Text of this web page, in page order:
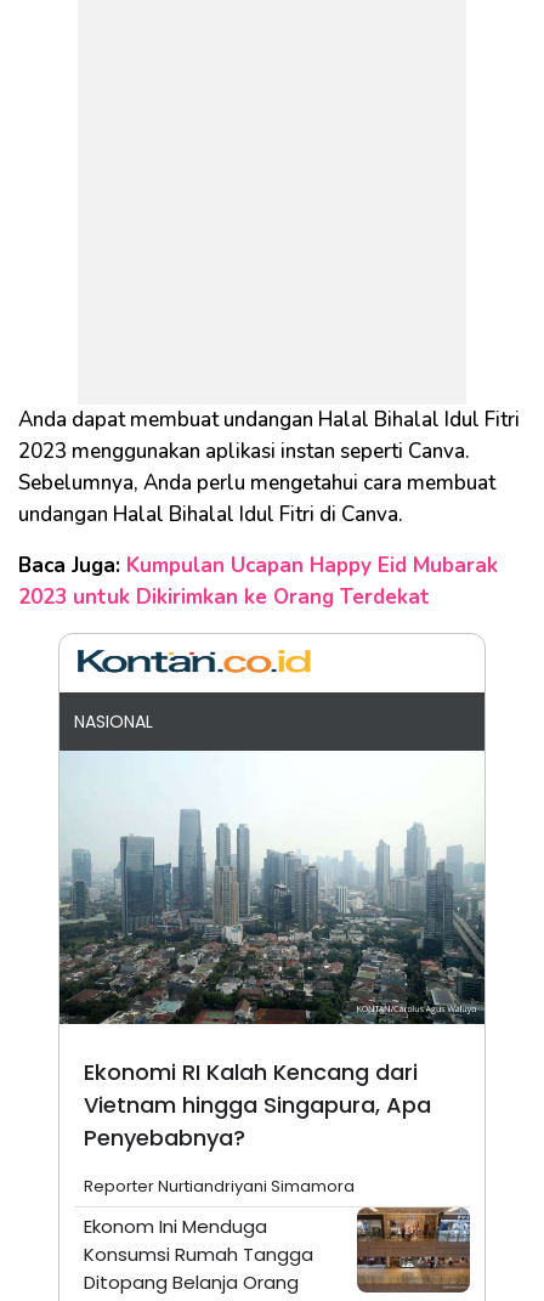
Anda dapat membuat undangan Halal Bihalal Idul Fitri
2023 menggunakan aplikasi instan seperti Canva.
Sebelumnya, Anda perlu mengetahui cara membuat
undangan Halal Bihalal Idul Fitri di Canva.
Baca Juga: Kumpulan Ucapan Happy Eid Mubarak
2023 untuk Dikirimkan ke Orang Terdekat
NASIONAL
Ekonomi RI Kalah Kencang dari
Vietnam hingga Singapura, Apa
Penyebabnya?
Reporter Nurtiandriyani Simamora
Ekonom Ini Menduga
Konsumsi Rumah Tangga
Ditopang Belanja Orang